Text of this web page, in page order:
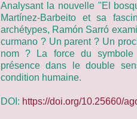
Analysant la nouvelle "El
Martínez-Barbeito et sa
archétypes, Ramón Sarró
curmano ? Un parent ? Un
nom ? La force du symbole
présence dans le double
condition humaine.
DOI: https://doi.org/10.25660/